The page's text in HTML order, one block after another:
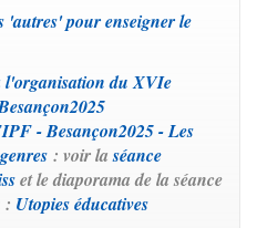
'autres' pour enseigner le
du XVIe
- Besançon2025 - Les
: voir laséance
et le diaporama de la séance
: Utopies éducatives